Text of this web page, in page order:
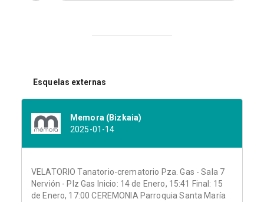
Esquelas externas
Memora (Bizkaia)
2025-01-14
VELATORIO Tanatorio-crematorio Pza. Gas - Sala 7
Nervión - Plz Gas Inicio: 14 de Enero, 15:41 Final: 15
de Enero, 17:00 CEREMONIA Parroquia Santa María